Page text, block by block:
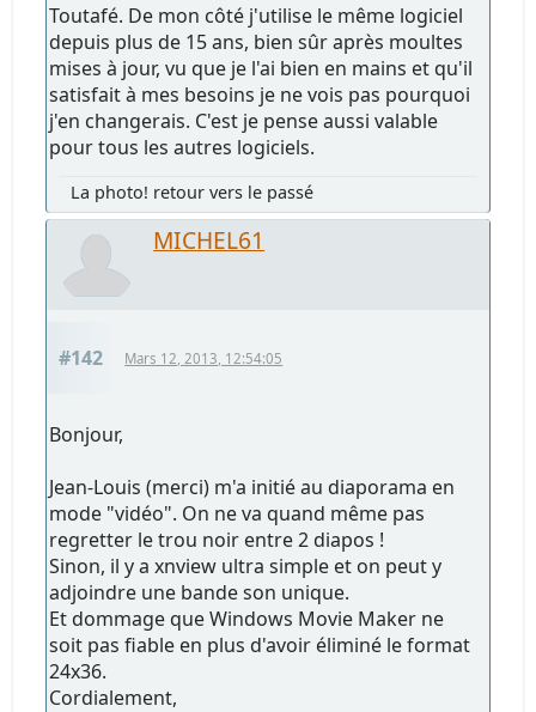
Toutafé. De mon côté j'utilise le même logiciel
depuis plus de 15 ans, bien sûr après moultes
mises à jour, vu que je l'ai bien en mains et qu'il
satisfait à mes besoins je ne vois pas pourquoi
j'en changerais. C'est je pense aussi valable
pour tous les autres logiciels.
La photo! retour vers le passé
MICHEL61
#142 Mars 12, 2013, 12:54:05
Bonjour,
Jean-Louis (merci) m'a initié au diaporama en
mode "vidéo". On ne va quand même pas
regretter le trou noir entre 2 diapos !
Sinon, il y a xnview ultra simple et on peut y
adjoindre une bande son unique.
Et dommage que Windows Movie Maker ne
soit pas fiable en plus d'avoir éliminé le format
24x36.
Cordialement,